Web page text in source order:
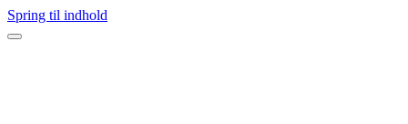
Spring til indhold
Navigation